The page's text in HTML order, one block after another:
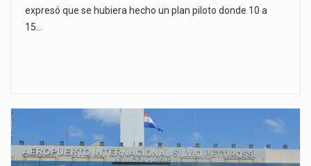
expresó que se hubiera hecho un plan piloto donde 10 a
15…